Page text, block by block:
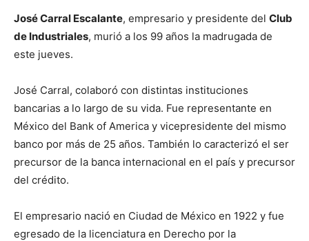
José Carral Escalante, empresario y presidente del Club
de Industriales, murió a los 99 años la madrugada de
este jueves.
José Carral, colaboró con distintas instituciones
bancarias a lo largo de su vida. Fue representante en
México del Bank of America y vicepresidente del mismo
banco por más de 25 años. También lo caracterizó el ser
precursor de la banca internacional en el país y precursor
del crédito.
El empresario nació en Ciudad de México en 1922 y fue
egresado de la licenciatura en Derecho por la